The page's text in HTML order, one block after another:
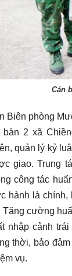
Cán
Biên phòng
bàn 2 xã
quản lý kỷ
giao. Trung
công tác
hành là
Tăng cường
nhập cảnh
thời, bảo
vụ.